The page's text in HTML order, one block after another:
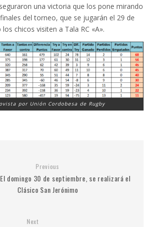
una victoria que los pone mirando
del torneo, que se jugarán el 29 de
chicos visiten a Tala RC «A».
por Unión Cordobesa de Rugby
Previous
domingo 30 de septiembre, se realizará el
Clásico San Jerónimo
Next